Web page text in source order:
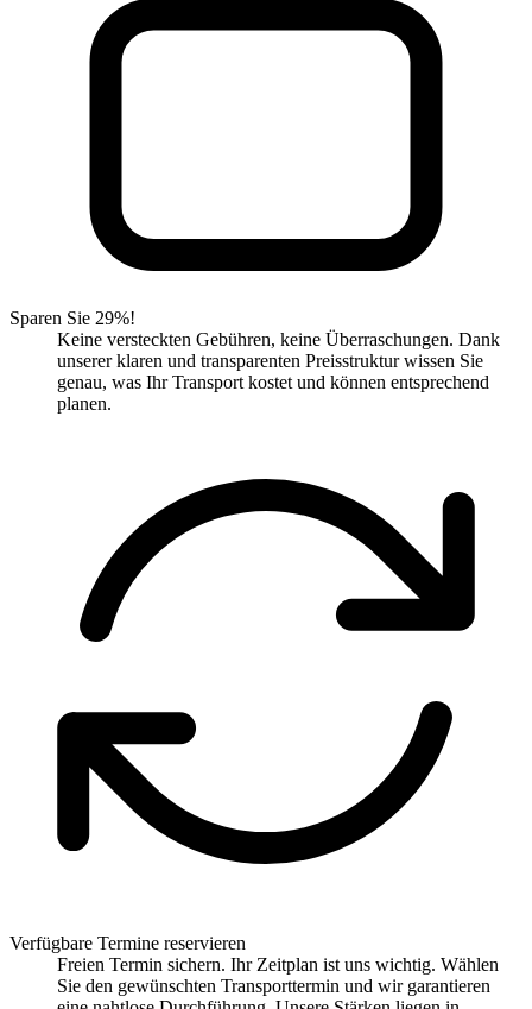
Sparen Sie 29%!
Keine versteckten Gebühren, keine Überraschungen. Dank
unserer klaren und transparenten Preisstruktur wissen Sie
genau, was Ihr Transport kostet und können entsprechend
planen.
Verfügbare Termine reservieren
Freien Termin sichern. Ihr Zeitplan ist uns wichtig. Wählen
Sie den gewünschten Transporttermin und wir garantieren